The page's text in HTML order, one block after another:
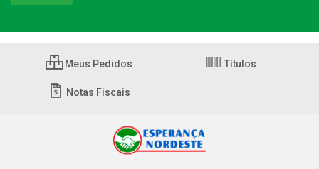
Meus Pedidos Títulos
Notas Fiscais